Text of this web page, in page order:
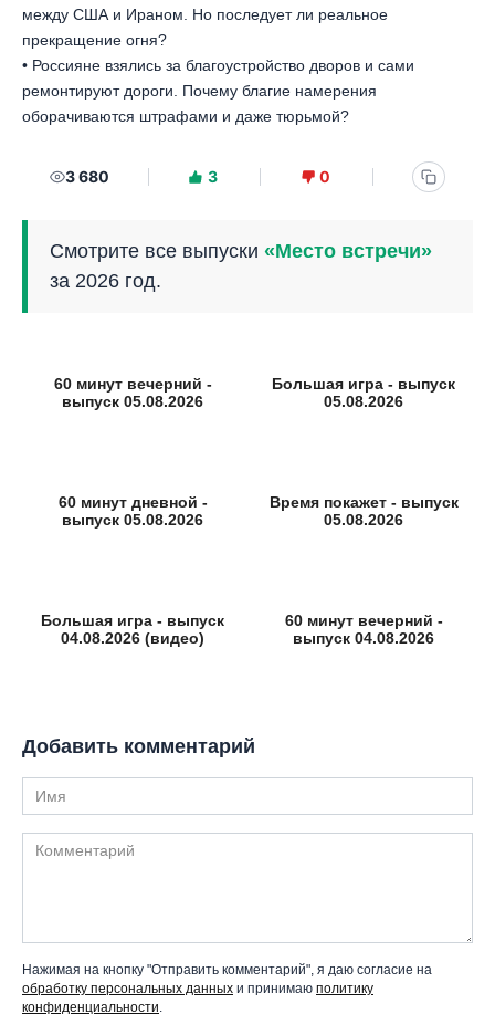
между США и Ираном. Но последует ли реальное
прекращение огня?
• Россияне взялись за благоустройство дворов и сами
ремонтируют дороги. Почему благие намерения
оборачиваются штрафами и даже тюрьмой?
3 680 3 0
Смотрите все выпуски «Место встречи»
за 2026 год.
60 минут вечерний -
выпуск 05.08.2026
Большая игра - выпуск
05.08.2026
60 минут дневной -
выпуск 05.08.2026
Время покажет - выпуск
05.08.2026
Большая игра - выпуск
04.08.2026 (видео)
60 минут вечерний -
выпуск 04.08.2026
Добавить комментарий
Имя
Комментарий
Нажимая на кнопку "Отправить комментарий", я даю согласие на
обработку персональных данных и принимаю политику
конфиденциальности